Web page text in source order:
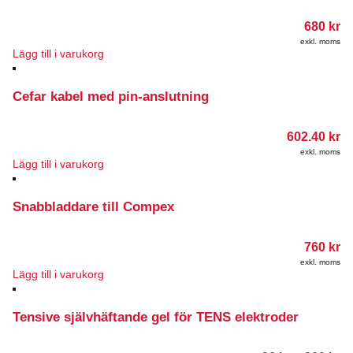
680 kr
exkl. moms
Lägg till i varukorg
Cefar kabel med pin-anslutning
602.40 kr
exkl. moms
Lägg till i varukorg
Snabbladdare till Compex
760 kr
exkl. moms
Lägg till i varukorg
Tensive självhäftande gel för TENS elektroder